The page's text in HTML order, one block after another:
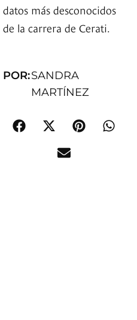
datos más desconocidos
de la carrera de Cerati.
POR:SANDRA
MARTÍNEZ